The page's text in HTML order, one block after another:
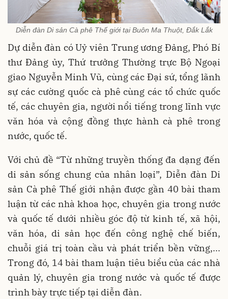
Diễn đàn Di sản Cà phê Thế giới tại Buôn Ma Thuột, Đắk Lắk
Dự diễn đàn có Uỷ viên Trung ương Đảng, Phó Bí
thư Đảng ủy, Thứ trưởng Thường trực Bộ Ngoại
giao Nguyễn Minh Vũ, cùng các Đại sứ, tổng lãnh
sự các cường quốc cà phê cùng các tổ chức quốc
tế, các chuyên gia, người nổi tiếng trong lĩnh vực
văn hóa và cộng đồng thực hành cà phê trong
nước, quốc tế.
Với chủ đề “Từ những truyền thống đa dạng đến
di sản sống chung của nhân loại”, Diễn đàn Di
sản Cà phê Thế giới nhận được gần 40 bài tham
luận từ các nhà khoa học, chuyên gia trong nước
và quốc tế dưới nhiều góc độ từ kinh tế, xã hội,
văn hóa, di sản học đến công nghệ chế biến,
chuỗi giá trị toàn cầu và phát triển bền vững,...
Trong đó, 14 bài tham luận tiêu biểu của các nhà
quản lý, chuyên gia trong nước và quốc tế được
trình bày trực tiếp tại diễn đàn.